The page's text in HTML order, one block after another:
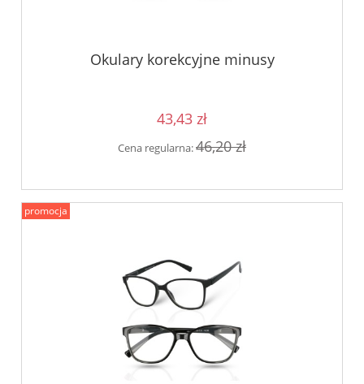
Okulary korekcyjne minusy
43,43 zł
Cena regularna:46,20 zł
promocja